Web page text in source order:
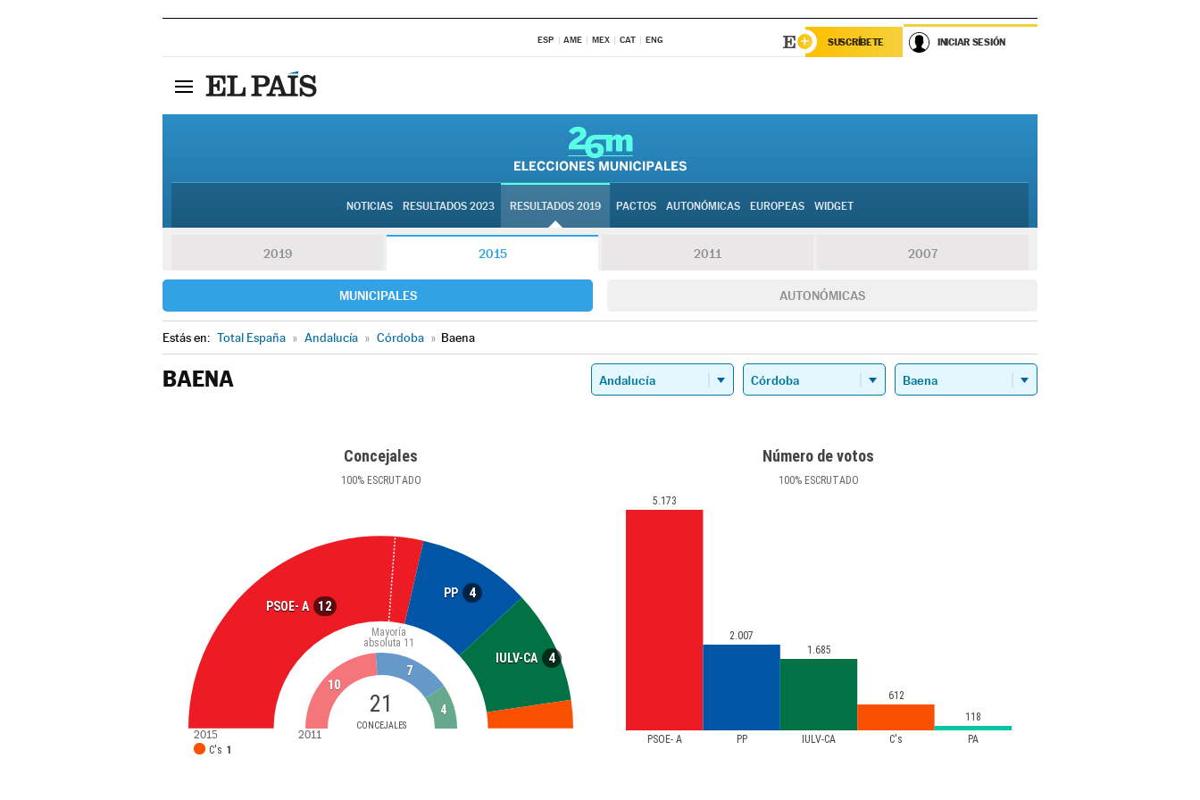
ESP AME MEX CAT ENG SUSCRÍBETE INICIAR SESIÓN
NOTICIAS RESULTADOS 2023 RESULTADOS 2019 PACTOS AUTONÓMICAS EUROPEAS WIDGET
2019 2015 2011 2007
MUNICIPALES AUTONÓMICAS
Estás en: Total España » Andalucía » Córdoba » Baena
BAENA
Concejales
100%ESCRUTADO
PSOE- A 12
PP 4
IULV-CA 4
21
CONCEJALES
Mayoría
absoluta 11
C's 1
10
7
4
2015 2011
Número de votos
100%ESCRUTADO
PSOE- A PP IULV-CA C's PA
5.173
2.007
1.685
612
118